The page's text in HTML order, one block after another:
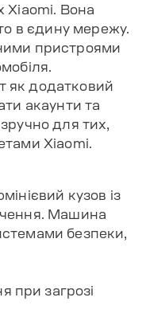
Xiaomi. Вона
в єдину мережу.
пристроями
як додатковий
акаунти та
для тих,
Xiaomi.
кузов із
Машина
безпеки,
при загрозі